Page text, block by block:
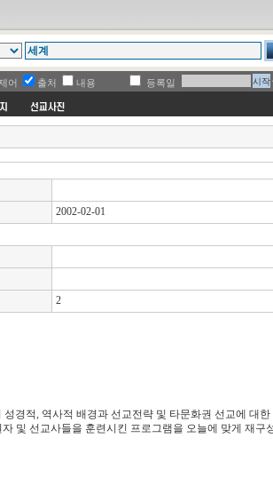
어 출처 내용 등록일
2002-02-01
2
경적, 역사적 배경과 선교전략 및 타문화권 선교에 대
및 선교사들을 훈련시킨 프로그램을 오늘에 맞게 재구